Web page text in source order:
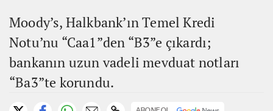
Moody’s, Halkbank’ın Temel Kredi
Notu’nu “Caa1”den “B3”e çıkardı;
bankanın uzun vadeli mevduat notları
“Ba3”te korundu.